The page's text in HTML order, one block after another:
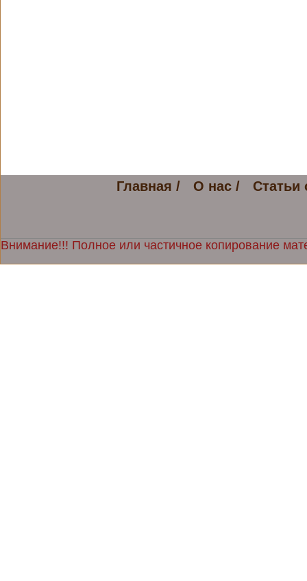
Главная / О нас / Статьи
Внимание!!! Полное или частичное копирование